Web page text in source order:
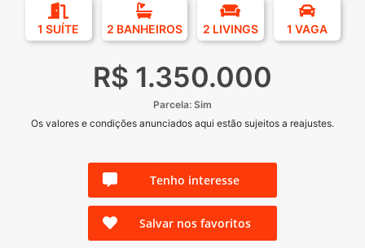
1 SUÍTE 2 BANHEIROS 2 LIVINGS 1 VAGA
R$ 1.350.000
Parcela: Sim
Os valores e condições anunciados aqui estão sujeitos a reajustes.
Tenho interesse
Salvar nos favoritos